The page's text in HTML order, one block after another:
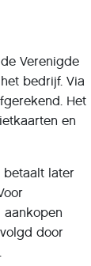
Verenigde
bedrijf. Via
Het
en
betaalt later
door